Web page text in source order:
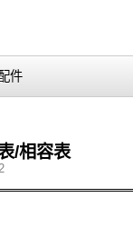
件
/相容表